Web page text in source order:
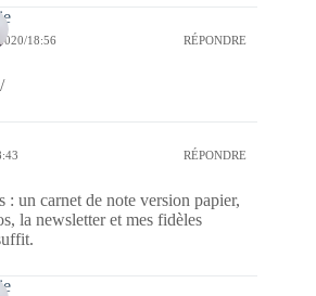
18:56 RÉPONDRE
RÉPONDRE
: un carnet de note version papier,
la newsletter et mes fidèles